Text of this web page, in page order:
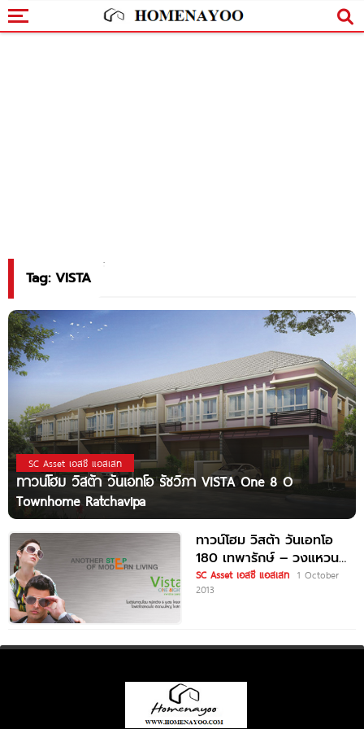
Tag: VISTA
SC Asset เอสซี แอสเสท
ทาวน์โฮม วิสต้า วันเอทโอ รัชวิภา VISTA One 8 O
Townhome Ratchavipa
ทาวน์โฮม วิสต้า วันเอทโอ
180 เทพารักษ์ – วงแหวน
VISTA One 8ight
SC Asset เอสซี แอสเสท 1 October
2013